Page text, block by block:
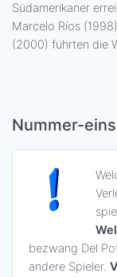
Südamerikaner
Marcelo Ríos
(2000) führten die
Nummer-
bezwang Del
andere Spieler.